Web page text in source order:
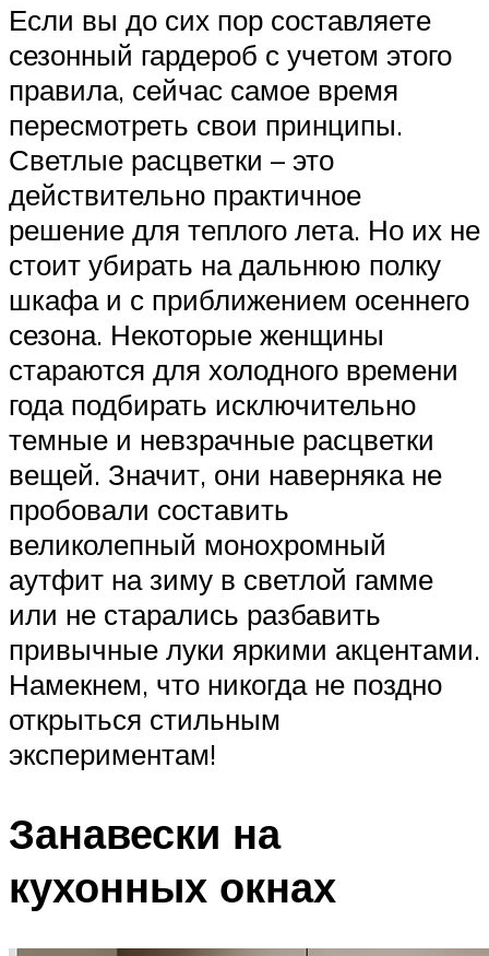
Если вы до сих пор составляете
сезонный гардероб с учетом этого
правила, сейчас самое время
пересмотреть свои принципы.
Светлые расцветки – это
действительно практичное
решение для теплого лета. Но их не
стоит убирать на дальнюю полку
шкафа и с приближением осеннего
сезона. Некоторые женщины
стараются для холодного времени
года подбирать исключительно
темные и невзрачные расцветки
вещей. Значит, они наверняка не
пробовали составить
великолепный монохромный
аутфит на зиму в светлой гамме
или не старались разбавить
привычные луки яркими акцентами.
Намекнем, что никогда не поздно
открыться стильным
экспериментам!
Занавески на
кухонных окнах